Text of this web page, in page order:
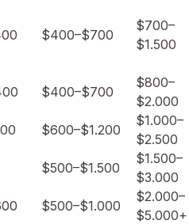
$400–$700
$700–
$1.500
$400–$700
$800–
$2.000
$600–$1.200
$1.000–
$2.500
$500–$1.500
$1.500–
$3.000
$500–$1.000
$2.000–
$5.000+